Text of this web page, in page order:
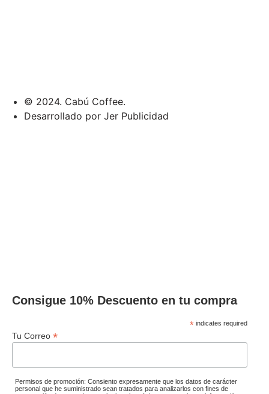
© 2024. Cabú Coffee.
Desarrollado por Jer Publicidad
Consigue 10% Descuento en tu compra
*indicates required
Tu Correo *
Permisos de promoción: Consiento expresamente que los datos de carácter
personal que he suministrado sean tratados para analizarlos con fines de